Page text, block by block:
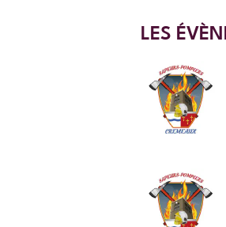
LES